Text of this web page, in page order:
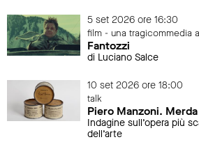
5 set 2026 ore 16:30
film - una tragicommedia
Fantozzi
di Luciano Salce
10 set 2026 ore 18:00
talk
Piero Manzoni. Merda
Indagine sull’opera più
dell’arte